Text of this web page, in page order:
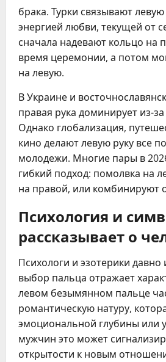
брака. Турки связывают
энергией любви, текущей от
сначала надевают кольцо на
время церемонии, а потом
на левую.
В Украине и
правая рука доминирует из-
Однако глобализация,
кино делают левую руку все
молодежи. Многие пары в
гибкий подход: помолвка на
на правой, или комбинируют
Психология и
рассказывает о
Психологи и эзотерики давно
выбор пальца отражает
левом безымянном пальце
романтическую натуру,
эмоциональной глубины или
мужчин это может
открытости к новым